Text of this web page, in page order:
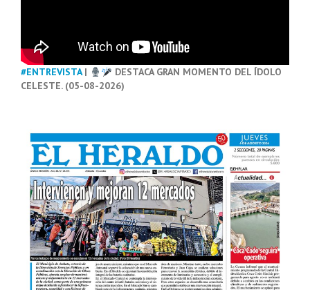
#ENTREVISTA|
DESTACA GRAN MOMENTO DEL ÍDOLO
CELESTE. (05-08-2026)